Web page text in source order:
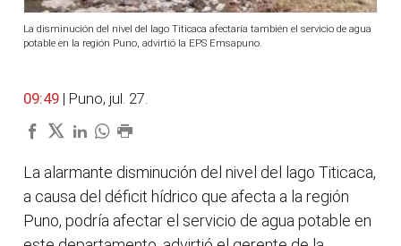
La disminución del nivel del lago Titicaca afectaría también el servicio de agua
potable en la región Puno, advirtió la EPS Emsapuno.
09:49 | Puno, jul. 27.
La alarmante disminución del nivel del lago Titicaca,
a causa del déficit hídrico que afecta a la región
Puno, podría afectar el servicio de agua potable en